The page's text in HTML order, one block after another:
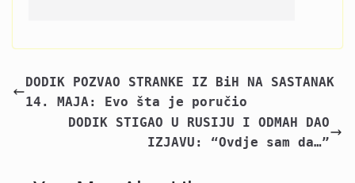
DODIK POZVAO STRANKE IZ BiH NA SASTANAK
14. MAJA: Evo šta je poručio
DODIK STIGAO U RUSIJU I ODMAH DAO
IZJAVU: “Ovdje sam da…”